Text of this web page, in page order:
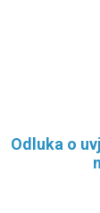
Odluka o